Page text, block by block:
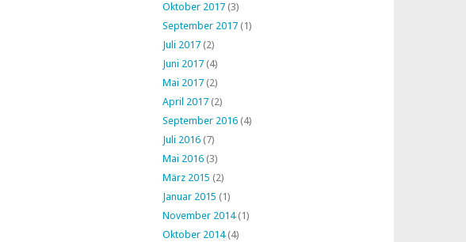
Oktober 2017 (3)
September 2017 (1)
Juli 2017 (2)
Juni 2017 (4)
Mai 2017 (2)
April 2017 (2)
September 2016 (4)
Juli 2016 (7)
Mai 2016 (3)
März 2015 (2)
Januar 2015 (1)
November 2014(1)
Oktober 2014(4)